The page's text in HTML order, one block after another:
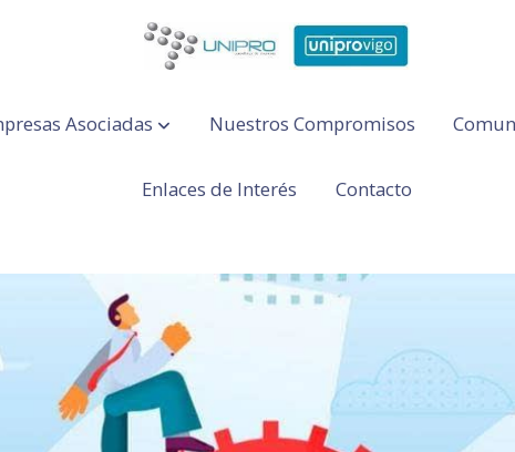
Asociadas Nuestros Compromisos
Enlaces de Interés Contacto